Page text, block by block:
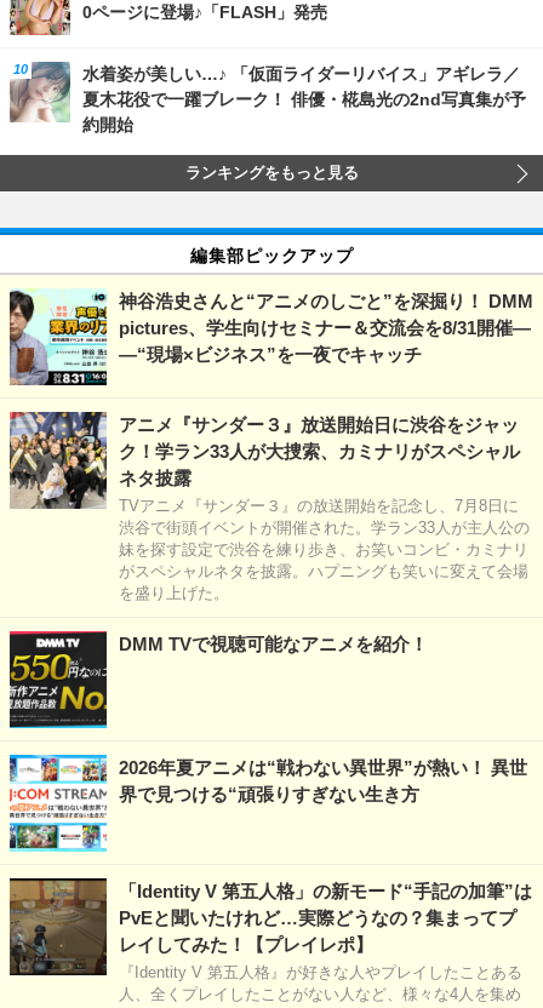
0ページに登場♪「FLASH」発売
水着姿が美しい…♪ 「仮面ライダーリバイス」アギレラ／
夏木花役で一躍ブレーク！ 俳優・椛島光の2nd写真集が予
約開始
ランキングをもっと見る
編集部ピックアップ
神谷浩史さんと“アニメのしごと”を深掘り！ DMM
pictures、学生向けセミナー＆交流会を8/31開催―
―“現場×ビジネス”を一夜でキャッチ
アニメ『サンダー３』放送開始日に渋谷をジャッ
ク！学ラン33人が大捜索、カミナリがスペシャル
ネタ披露
TVアニメ『サンダー３』の放送開始を記念し、7月8日に
渋谷で街頭イベントが開催された。学ラン33人が主人公の
妹を探す設定で渋谷を練り歩き、お笑いコンビ・カミナリ
がスペシャルネタを披露。ハプニングも笑いに変えて会場
を盛り上げた。
DMM TVで視聴可能なアニメを紹介！
2026年夏アニメは“戦わない異世界”が熱い！ 異世
界で見つける“頑張りすぎない生き方
「Identity V 第五人格」の新モード“手記の加筆”は
PvEと聞いたけれど…実際どうなの？集まってプ
レイしてみた！【プレイレポ】
『Identity V 第五人格』が好きな人やプレイしたことある
人、全くプレイしたことがない人など、様々な4人を集め